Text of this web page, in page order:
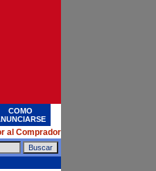
COMO
al Comprador